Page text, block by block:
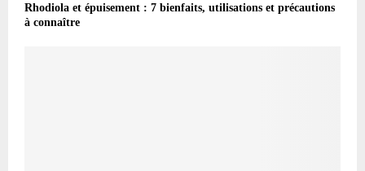
Rhodiola et épuisement : 7 bienfaits, utilisations et précautions
à connaître